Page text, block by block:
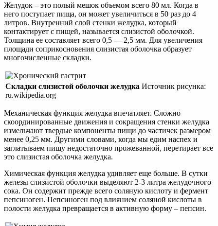
Желудок – это полый мешок объемом всего 80 мл. Когда в
него поступает пища, он может увеличиться в 50 раз до 4
литров. Внутренний слой стенки желудка, который
контактирует с пищей, называется слизистой оболочкой.
Толщина ее составляет всего 0,5 — 2,5 мм. Для увеличения
площади соприкосновения слизистая оболочка образует
многочисленные складки.
Складки слизистой оболочки желудка Источник рисунка:
ru.wikipedia.org
Механическая функция желудка впечатляет. Cложно
скоординированные движения и сокращения стенки желудка
измельчают твердые компоненты пищи до частичек размером
менее 0,25 мм. Другими словами, когда мы едим наспех и
заглатываем пищу недостаточно прожеванной, перетирает все
это слизистая оболочка желудка.
Химическая функция желудка удивляет еще больше. В сутки
железы слизистой оболочки выделяют 2-3 литра желудочного
сока. Он содержит прежде всего соляную кислоту и фермент
пепсиноген. Пепсиноген под влиянием соляной кислоты в
полости желудка превращается в активную форму – пепсин.